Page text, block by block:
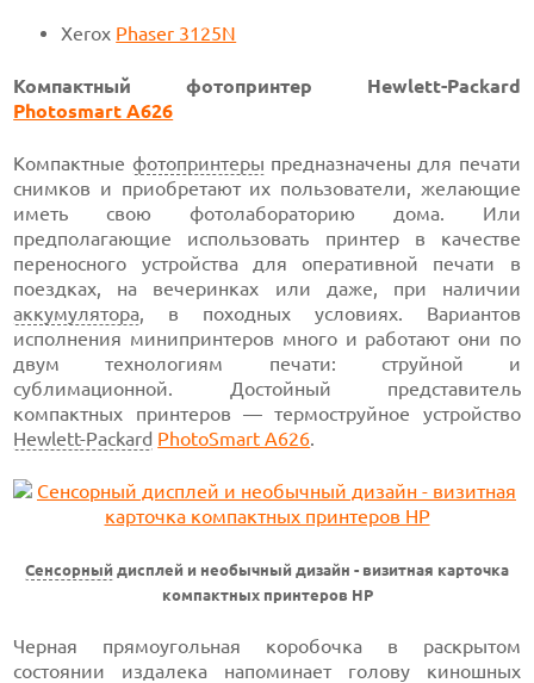
Xerox Phaser 3125N
Компактный фотопринтер Hewlett-Packard
Photosmart A626
Компактные фотопринтеры предназначены для печати
снимков и приобретают их пользователи, желающие
иметь свою фотолабораторию дома. Или
предполагающие использовать принтер в качестве
переносного устройства для оперативной печати в
поездках, на вечеринках или даже, при наличии
аккумулятора, в походных условиях. Вариантов
исполнения минипринтеров много и работают они по
двум технологиям печати: струйной и
сублимационной. Достойный представитель
компактных принтеров — термоструйное устройство
Hewlett-Packard PhotoSmart A626.
Сенсорный дисплей и необычный дизайн - визитная карточка
компактных принтеров HP
Черная прямоугольная коробочка в раскрытом
состоянии издалека напоминает голову киношных